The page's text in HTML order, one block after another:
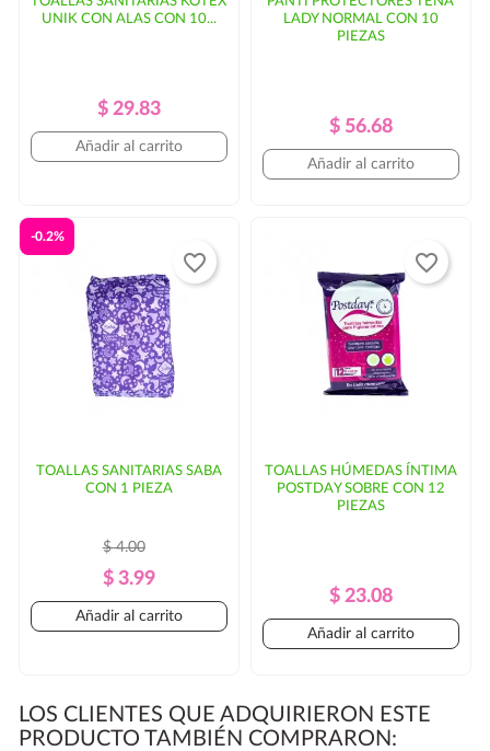
UNIK CON ALAS CON 10...
Precio
Regular
Precio
$ 29.83
Añadir al carrito
LADY NORMAL CON 10
PIEZAS
Precio
Regular
Precio
$ 56.68
Añadir al carrito
TOALLAS SANITARIAS SABA
CON 1 PIEZA
Precio
Regular
$ 4.00
Precio
$ 3.99
-0.2%
Añadir al carrito
favorite_border
TOALLAS HÚMEDAS ÍNTIMA
POSTDAY SOBRE CON 12
PIEZAS
Precio
Regular
Precio
$ 23.08
Añadir al carrito
favorite_border
LOS CLIENTES QUE ADQUIRIERON ESTE
PRODUCTO TAMBIÉN COMPRARON: